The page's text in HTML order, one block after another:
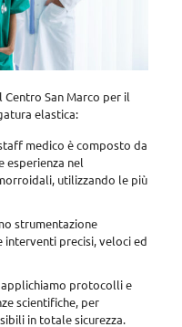
San Marco per il
elastica:
medico è composto da
esperienza nel
utilizzando le più
strumentazione
interventi precisi, veloci ed
protocolli e
scientifiche, per
in totale sicurezza.